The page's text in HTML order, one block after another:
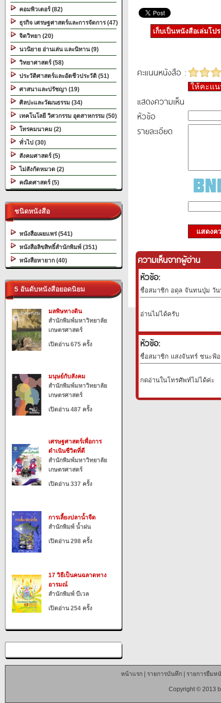
คอมพิวเตอร์ (82)
ธุรกิจ เศรษฐศาสตร์และการจัดการ (47)
จิตวิทยา (20)
นวนิยาย อ่านเล่น และนิทาน (9)
วิทยาศาสตร์ (58)
ประวัติศาสตร์และอัตชีวประวัติ (51)
ศาสนาและปรัชญา (19)
ศิลปะและวัฒนธรรม (34)
เทคโนโลยี วิศวกรรม อุตสาหกรรม (50)
โทรคมนาคม (2)
ทั่วไป (30)
สังคมศาสตร์ (5)
ไม่สังกัดหมวด (2)
คณิตศาสตร์ (5)
ชนิดหนังสือ
หนังสือเผยแพร่ (541)
หนังสือลิขสิทธิ์สำนักพิมพ์ (351)
หนังสือหายาก (40)
5 อันดับหนังสือยอดนิยม
มลพิษทางดิน
สำนักพิมพ์มหาวิทยาลัย
เกษตรศาสตร์
เปิดอ่าน 675 ครั้ง
มนุษย์กับสังคม
สำนักพิมพ์มหาวิทยาลัย
เกษตรศาสตร์
เปิดอ่าน 487 ครั้ง
เศรษฐศาสตร์เพื่อการ
ดำเนินชีวิตที่ดี
สำนักพิมพ์มหาวิทยาลัย
เกษตรศาสตร์
เปิดอ่าน 337 ครั้ง
การเลี้ยงปลาน้ำจืด
สำนักพิมพ์ น้ำฝน
เปิดอ่าน 298 ครั้ง
17 วิธีเป็นคนฉลาดทาง
อารมณ์
สำนักพิมพ์ บีเวล
เปิดอ่าน 254 ครั้ง
เก็บเป็นหนังสือเล่มโป
คะแนนหนังสือ :
ให้คะแ
แสดงความเห็น
หัวข้อ
รายละเอียด
แสดงค
ความเห็นจากผู้อ่าน
หัวข้อ:
ชื่อสมาชิก อดุล จันทนปุ่ม วัน
อ่านไม่ได้ครับ
หัวข้อ:
ชื่อสมาชิก แสงจันทร์ ชนะฟ้อ
กดอ่านในโทรศัพท์ไม่ได้ค่ะ
หน้าแรก| รายการบันทึก| รายการยืมห
Copyright © 2013